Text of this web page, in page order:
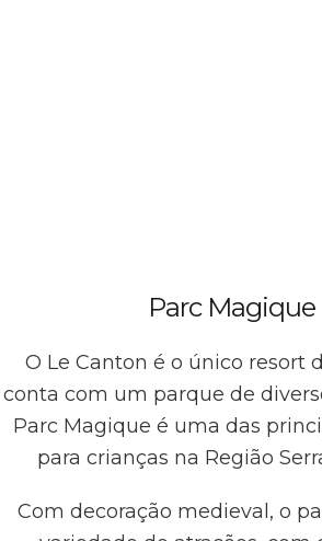
Parc Magique
O Le Canton é o único resort
conta com um parque de
Parc Magique é uma das
para crianças na Região
Com decoração medieval, o